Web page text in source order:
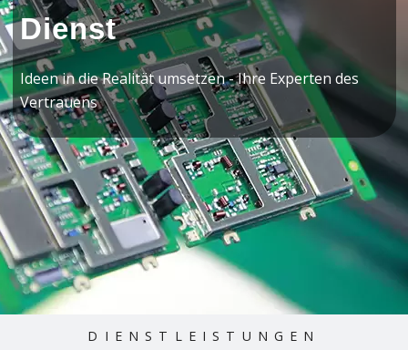
Dienst
Ideen in die Realität umsetzen - Ihre Experten des
Vertrauens
DIENSTLEISTUNGEN